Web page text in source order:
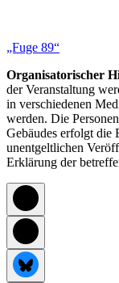
„Fuge 89“
Organisatorischer
der Veranstaltung
in verschiedenen
werden. Die
Gebäudes erfolgt die
unentgeltlichen
Erklärung der